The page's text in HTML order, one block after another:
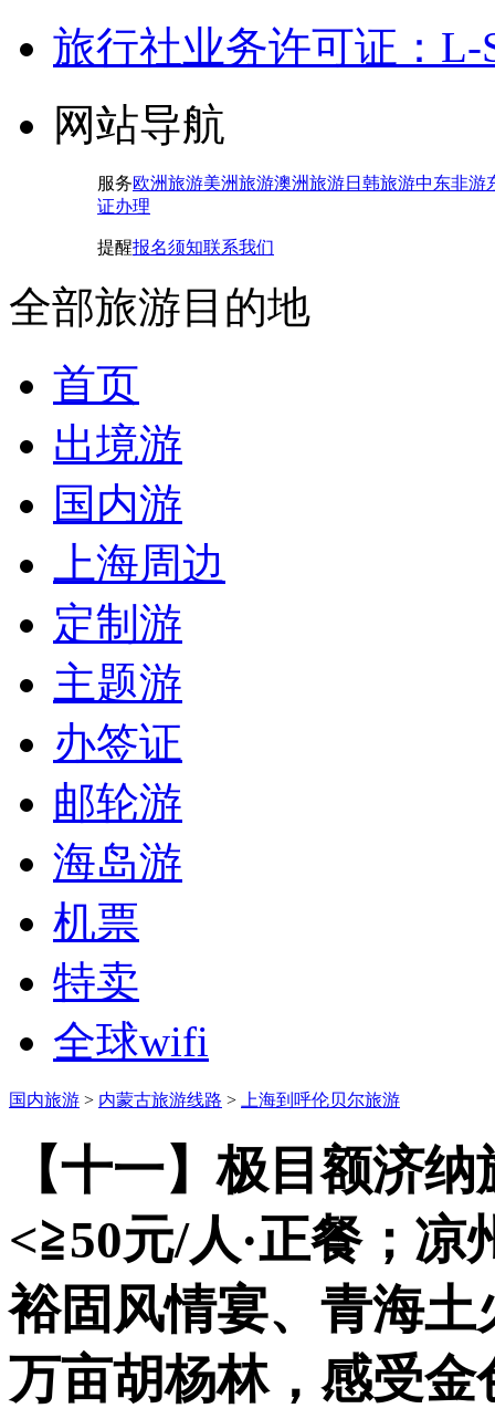
旅行社业务许可证：L-
网站导航
服务欧洲旅游美洲旅游澳洲旅游日韩旅游中东非游
证办理
提醒报名须知联系我们
全部旅游目的地
首页
出境游
国内游
上海周边
定制游
主题游
办签证
邮轮游
海岛游
机票
特卖
全球wifi
国内旅游 > 内蒙古旅游线路 > 上海到呼伦贝尔旅游
【十一】极目额济
<≧50元/人·正餐；
裕固风情宴、青海
万亩胡杨林，感受